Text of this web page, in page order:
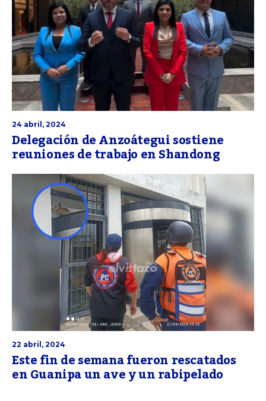
24 abril, 2024
Delegación de Anzoátegui sostiene
reuniones de trabajo en Shandong
22 abril, 2024
Este fin de semana fueron rescatados
en Guanipa un ave y un rabipelado